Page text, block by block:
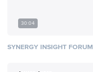
30:04
SYNERGY INSIGHT FORUM